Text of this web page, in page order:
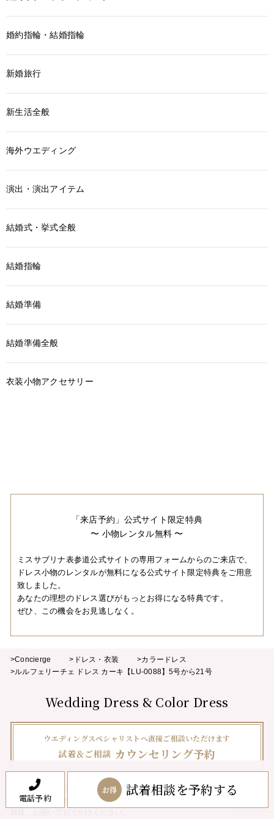
電話予約
お得 試着相談を予約する
婚約指輪・結婚指輪
新婚旅行
新生活全般
海外ウエディング
演出・演出アイテム
結婚式・挙式全般
結婚指輪
結婚準備
結婚準備全般
衣装小物アクセサリー
「来店予約」公式サイト限定特典
〜 小物レンタル無料 〜
ミスサブリナ表参道公式サイトの専用フォームからのご来店で、
ドレス小物のレンタルが無料になる公式サイト限定特典をご用意
致しました。
あなたの理想のドレス選びがもっとお得になる特典です。
ぜひ、この機会をお見逃しなく。
>Concierge >ドレス・衣装
>カラードレス
>ルルフェリーチェ ドレス カーキ【LU-0088】5号から21号
Wedding Dress & Color Dress
ウエディングスペシャリストへ直接ご相談いただけます
試着＆ご相談 カウンセリング予約
サロンは完全貸切の予約制となっております。他の花嫁様とご一緒になる
ことはございません。
アットホームな落ち着いた雰囲気です。新郎様、新